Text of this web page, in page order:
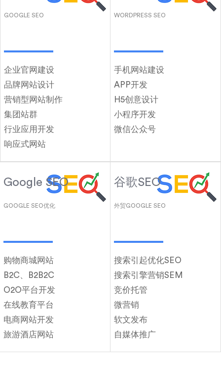
GOOGLE SEO
企业官网建设
品牌网站设计
营销型网站制作
集团站群
行业应用开发
响应式网站
WORDPRESS SEO
手机网站建设
APP开发
H5创意设计
小程序开发
微信公众号
Google SEO
GOOGLE SEO优化
购物商城网站
B2C、B2B2C
O2O平台开发
在线教育平台
电商网站开发
旅游酒店网站
谷歌SEO
外贸GOOGLE SEO
搜索引起优化SEO
搜索引擎营销SEM
竞价托管
微营销
软文发布
自媒体推广